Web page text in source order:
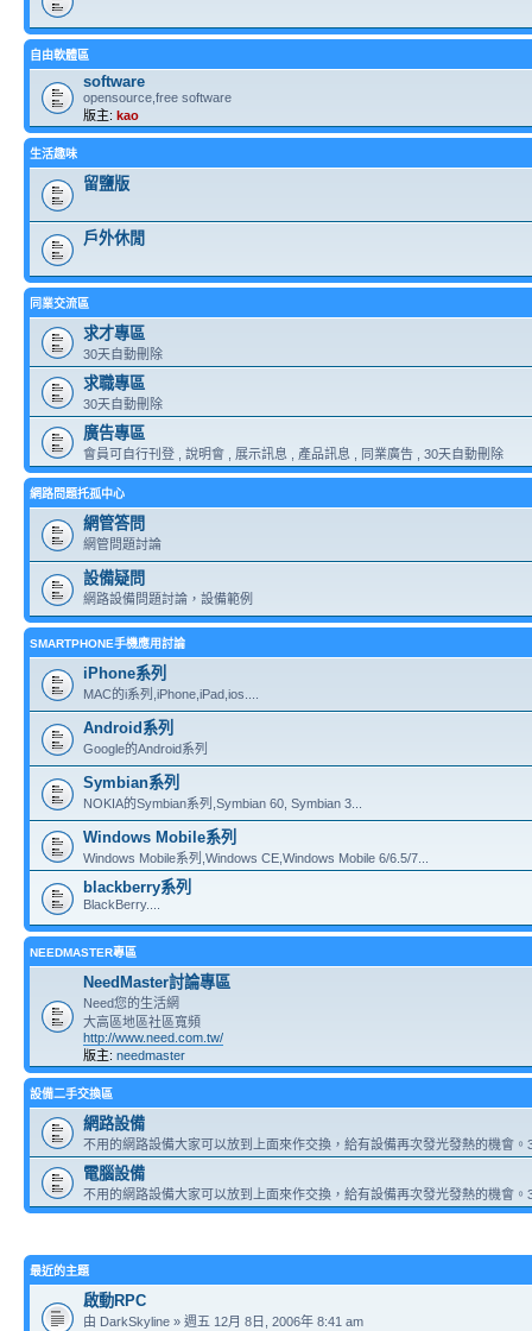
自由軟體區
software
opensource,free software
版主: kao
生活趣味
留鹽版
戶外休閒
同業交流區
求才專區
30天自動刪除
求職專區
30天自動刪除
廣告專區
會員可自行刊登 , 說明會 , 展示訊息 , 產品訊息 , 同業廣告 , 30天自動刪除
網路問題托孤中心
網管答問
網管問題討論
設備疑問
網路設備問題討論，設備範例
SMARTPHONE手機應用討論
iPhone系列
MAC的i系列,iPhone,iPad,ios....
Android系列
Google的Android系列
Symbian系列
NOKIA的Symbian系列,Symbian 60, Symbian 3...
Windows Mobile系列
Windows Mobile系列,Windows CE,Windows Mobile 6/6.5/7...
blackberry系列
BlackBerry....
NEEDMASTER專區
NeedMaster討論專區
Need您的生活網
大高區地區社區寬頻
http://www.need.com.tw/
版主: needmaster
設備二手交換區
網路設備
不用的網路設備大家可以放到上面來作交換，給有設備再次發光發熱的機會。
電腦設備
不用的網路設備大家可以放到上面來作交換，給有設備再次發光發熱的機會。
最近的主題
啟動RPC
由 DarkSkyline » 週五 12月 8日, 2006年 8:41 am